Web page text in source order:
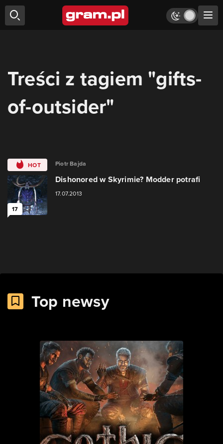
Treści z tagiem "gifts-
of-outsider"
HOT
17
Piotr Bajda
Dishonored w Skyrimie? Modder potrafi
17.07.2013
Top newsy